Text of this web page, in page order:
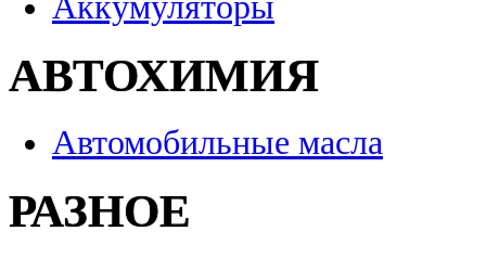
АВТОХИМИЯ
Автомобильные масла
РАЗНОЕ